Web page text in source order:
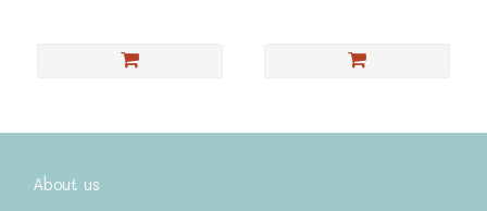
About us